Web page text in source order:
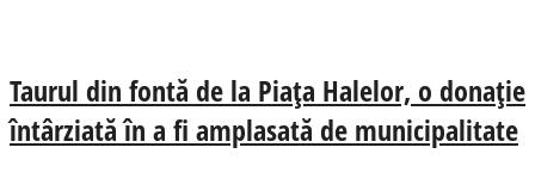
Taurul din fontă de la Piața Halelor, o donație
întârziată în a fi amplasată de municipalitate